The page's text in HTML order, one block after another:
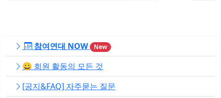
참여연대 NOW New
😀 회원 활동의 모든 것
[공지&FAQ] 자주묻는 질문